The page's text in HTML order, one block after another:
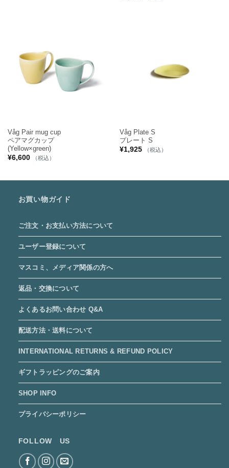
Våg Pair mug cup
ペアマグカップ
(Yellow×green)
¥6,600 （税込）
Våg Plate S
プレート S
¥1,925 （税込）
お買い物ガイド
ご注文・お支払い方法について
ユーザー登録について
マスコミ、メディア関係の方へ
返品・交換について
よくあるお問い合わせ Q&A
配送方法・送料について
INTERNATIONAL RETURNS & REFUND POLICY
ギフトラッピングのご案内
SHOP INFO
プライバシーポリシー
FOLLOW US